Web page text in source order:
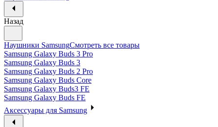
Назад
Наушники SamsungСмотреть все товары
Samsung Galaxy Buds 3 Pro
Samsung Galaxy Buds 3
Samsung Galaxy Buds 2 Pro
Samsung Galaxy Buds Core
Samsung Galaxy Buds3 FE
Samsung Galaxy Buds FE
Аксессуары для Samsung